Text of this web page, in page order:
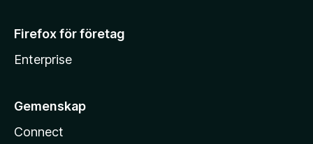
Firefox för företag
Enterprise
Gemenskap
Connect